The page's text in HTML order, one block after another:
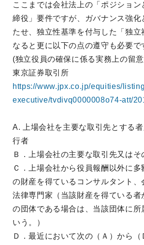
ここまでは会社法上の「ポジション
締役」要件ですが、ガバナンス強化
たせ、独立性基準を付与した「独立
なると更に以下の点の遵守も必要で
(独立役員の確保に係る実務上の留
東京証券取引所
https://www.jpx.co.jp/equities/
executive/tvdivq0000008o74-att/
A. 上場会社を主要な取引先とする
行者
Ｂ．上場会社の主要な取引先又はそ
Ｃ．上場会社から役員報酬以外に多
の財産を得ているコンサルタント、
法律専門家（当該財産を得ている者
の団体である場合は、当該団体に所
いう。）
Ｄ．最近において次の（Ａ）から（